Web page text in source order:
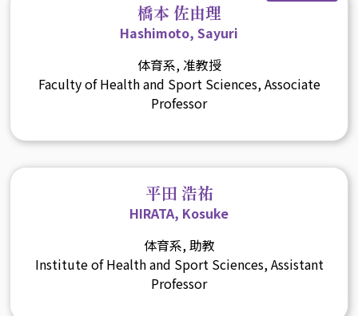
橋本 佐由理
Hashimoto, Sayuri
体育系, 准教授
Faculty of Health and Sport Sciences, Associate
Professor
平田 浩祐
HIRATA, Kosuke
体育系, 助教
Institute of Health and Sport Sciences, Assistant
Professor